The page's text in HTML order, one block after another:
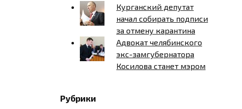
Курганский депутат
начал собирать подписи
за отмену карантина
Адвокат челябинского
экс-замгубернатора
Косилова станет мэром
Рубрики